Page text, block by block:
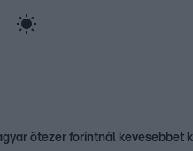
Most Wanted
ötezer forintnál kevesebbet